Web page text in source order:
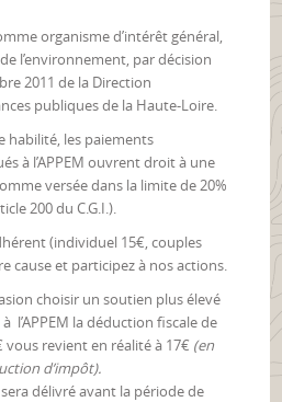
organisme d’intérêt général,
l’environnement, par décision
2011 de la Direction
publiques de la Haute-Loire.
habilité, les paiements
à l’APPEM ouvrent droit à une
versée dans la limite de 20%
200 du C.G.I.).
(individuel 15€, couples
cause et participez à nos actions.
choisir un soutien plus élevé
l’APPEM la déduction fiscale de
vous revient en réalité à 17€ (en
d’impôt).
délivré avant la période de